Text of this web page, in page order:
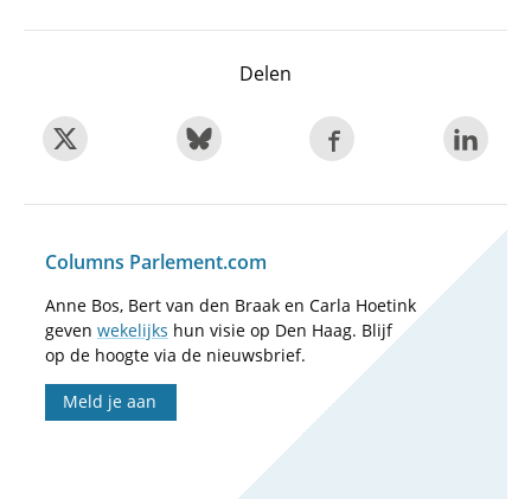
Delen
Columns Parlement.com
Anne Bos, Bert van den Braak en Carla Hoetink
geven wekelijks hun visie op Den Haag. Blijf
op de hoogte via de nieuwsbrief.
Meld je aan